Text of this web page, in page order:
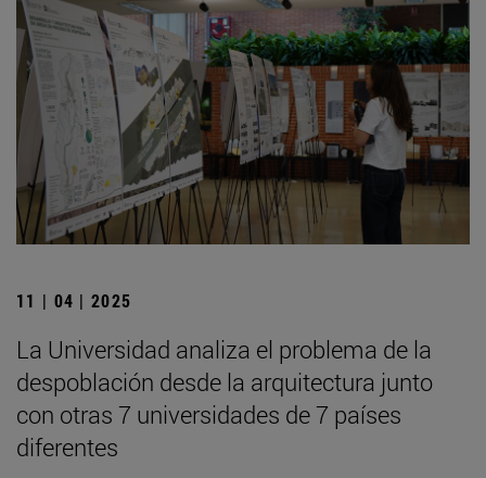
11 | 04 | 2025
La Universidad analiza el problema de la
despoblación desde la arquitectura junto
con otras 7 universidades de 7 países
diferentes